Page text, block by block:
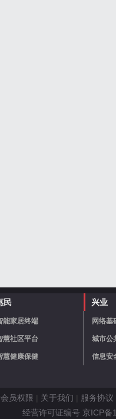
民
能家居终端
慧社区平台
慧健康保健
兴业
网络基
城市公
信息安
员权限 | 关于我们 | 服务协议
经营许可证编号 京ICP